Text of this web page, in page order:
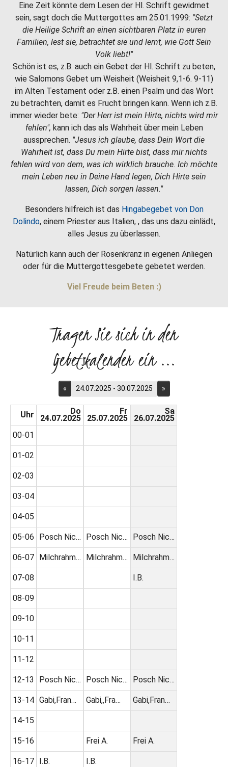
Eine Zeit könnte dem Lesen der Hl. Schrift gewidmet
sein, sagt doch die Muttergottes am 25.01.1999: "Setzt
die Heilige Schrift an einen sichtbaren Platz in euren
Familien, lest sie, betrachtet sie und lernt, wie Gott Sein
Volk liebt!"
Schön ist es, z.B. auch ein Gebet der Hl. Schrift zu beten,
wie Salomons Gebet um Weisheit (Weisheit 9,1-6. 9-11)
im Alten Testament oder z.B. einen Psalm und das Wort
zu betrachten, damit es Frucht bringen kann. Wenn ich z.B.
immer wieder bete: "Der Herr ist mein Hirte, nichts wird mir
fehlen", kann ich das als Wahrheit über mein Leben
aussprechen. "Jesus ich glaube, dass Dein Wort die
Wahrheit ist, dass Du mein Hirte bist, dass mir nichts
fehlen wird von dem, was ich wirklich brauche. Ich möchte
mein Leben neu in Deine Hand legen, Dich Hirte sein
lassen, Dich sorgen lassen."
Besonders hilfreich ist das Hingabegebet von Don
Dolindo, einem Priester aus Italien, , das uns dazu einlädt,
alles Jesus zu überlassen.
Natürlich kann auch der Rosenkranz in eigenen Anliegen
oder für die Muttergottesgebete gebetet werden.
Viel Freude beim Beten :)
Tragen Sie sich in den
Gebetskalender ein ...
« 24.07.2025 - 30.07.2025 »
Uhr
00-01
01-02
02-03
03-04
04-05
05-06
06-07
07-08
08-09
09-10
10-11
11-12
12-13
13-14
14-15
15-16
16-17
Do
24.07.2025
Posch Nic…
Milchrahm…
Posch Nic…
Gabi,Fran…
I.B.
Fr
25.07.2025
Posch Nic…
Milchrahm…
Posch Nic…
Gabi,,Fra…
Frei A.
I.B.
Sa
26.07.2025
Posch Nic…
Milchrahm…
I.B.
Posch Nic…
Gabi,Fran…
Frei A.